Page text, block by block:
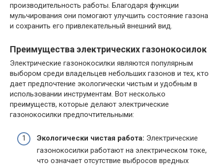
производительность работы. Благодаря функции
мульчирования они помогают улучшить состояние газона
и сохранить его привлекательный внешний вид.
Преимущества электрических газонокосилок
Электрические газонокосилки являются популярным
выбором среди владельцев небольших газонов и тех, кто
дает предпочтение экологически чистым и удобным в
использовании инструментам. Вот несколько
преимуществ, которые делают электрические
газонокосилки предпочтительными:
Экологически чистая работа: Электрические
газонокосилки работают на электрическом токе,
что означает отсутствие выбросов вредных